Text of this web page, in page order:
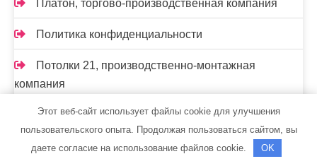
Платон, торгово-производственная компания
Политика конфиденциальности
Потолки 21, производственно-монтажная
компания
Прогресспласт, торгово-монтажная компания
Производственно-ремонтная компания,
Этот веб-сайт использует файлы cookie для улучшения
пользовательского опыта. Продолжая пользоваться сайтом, вы
даете согласие на использование файлов cookie.
OK